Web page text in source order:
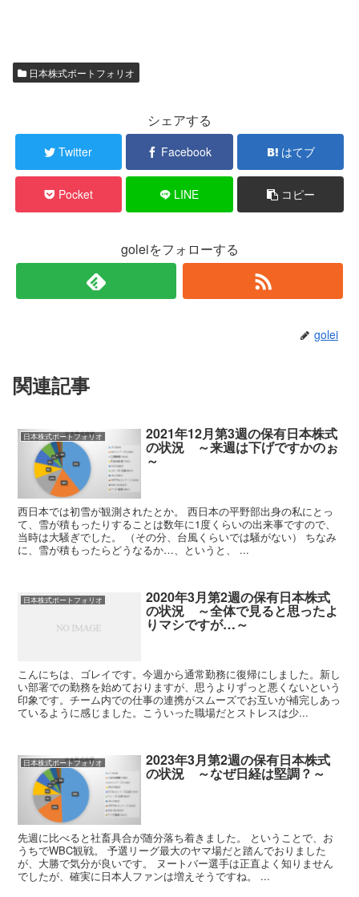
日本株式ポートフォリオ
シェアする
Twitter Facebook はてブ
Pocket LINE コピー
goleiをフォローする
golei
関連記事
日本株式ポートフォリオ 2021年12月第3週の保有日本株式
の状況 ～来週は下げですかのぉ
～
西日本では初雪が観測されたとか。 西日本の平野部出身の私にとっ
て、雪が積もったりすることは数年に1度くらいの出来事ですので、
当時は大騒ぎでした。 （その分、台風くらいでは騒がない） ちなみ
に、雪が積もったらどうなるか…、というと、 ...
日本株式ポートフォリオ 2020年3月第2週の保有日本株式
の状況 ～全体で見ると思ったよ
りマシですが…～
こんにちは、ゴレイです。今週から通常勤務に復帰にしました。新し
い部署での勤務を始めておりますが、思うよりずっと悪くないという
印象です。チーム内での仕事の連携がスムーズでお互いが補完しあっ
ているように感じました。こういった職場だとストレスは少...
日本株式ポートフォリオ 2023年3月第2週の保有日本株式
の状況 ～なぜ日経は堅調？～
先週に比べると社畜具合が随分落ち着きました。 ということで、お
うちでWBC観戦。 予選リーグ最大のヤマ場だと踏んでおりました
が、大勝で気分が良いです。 ヌートバー選手は正直よく知りません
でしたが、確実に日本人ファンは増えそうですね。 ...